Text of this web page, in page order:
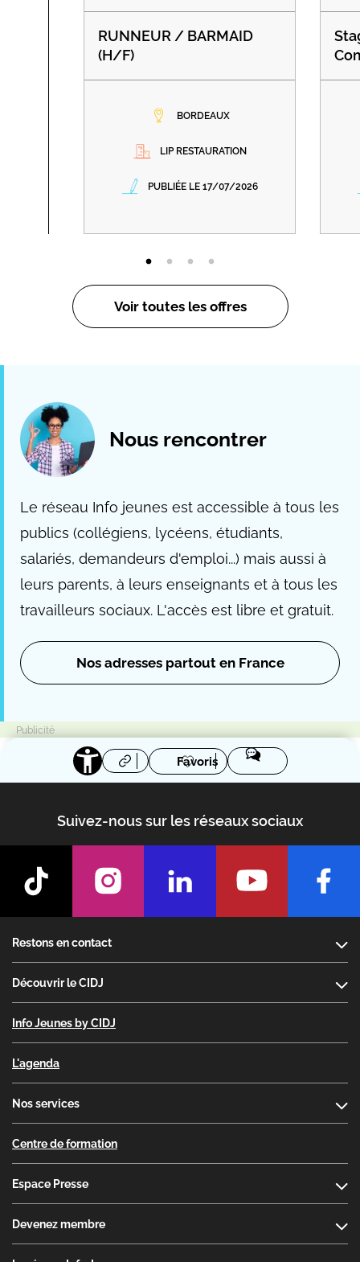
RUNNEUR / BARMAID
(H/F)
BORDEAUX
LIP RESTAURATION
PUBLIÉE LE 17/07/2026
Voir toutes les offres
Nous rencontrer
Le réseau Info jeunes est accessible à tous les
publics (collégiens, lycéens, étudiants,
salariés, demandeurs d'emploi...) mais aussi à
leurs parents, à leurs enseignants et à tous les
travailleurs sociaux. L'accès est libre et gratuit.
Nos adresses partout en France
Favoris
Suivez-nous sur les réseaux sociaux
Restons en contact
Découvrir le CIDJ
Info Jeunes by CIDJ
L'agenda
Nos services
Centre de formation
Espace Presse
Devenez membre